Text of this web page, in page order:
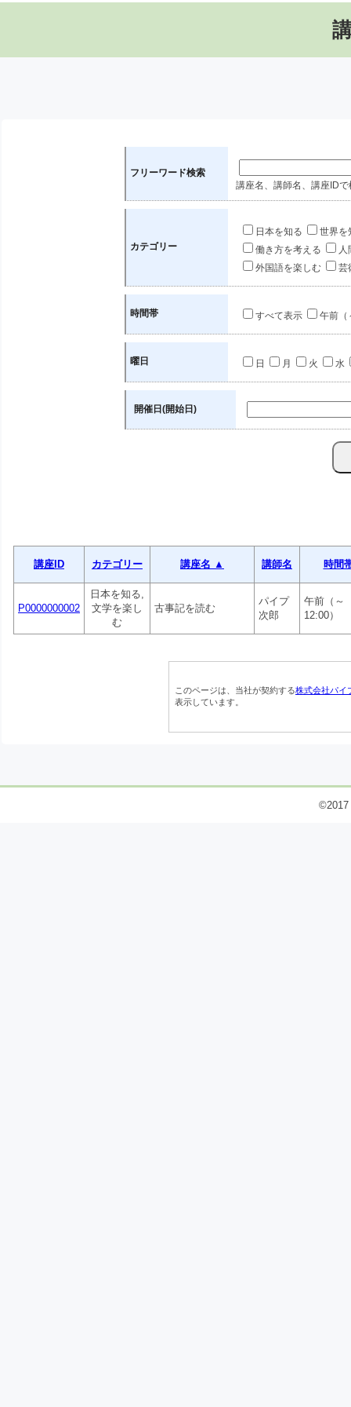
フリーワード検索
講座名、講師名、講座IDで
カテゴリー
日本を知る
世界を
働き方を考える
人
外国語を楽しむ
芸
時間帯 すべて表示 午前（
曜日 日 月 火 水
開催日(開始日)
講座ID カテゴリー 講座名 ▲ 講師名 時間
P0000000002
日本を知る,
文学を楽し
む
古事記を読む
パイプ
次郎
午前（～
12:00）
このページは、当社が契約する株式会社パイ
表示しています。
©2017